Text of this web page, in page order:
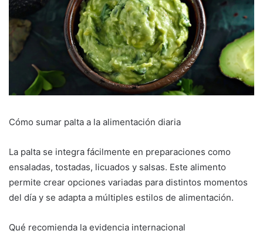
Cómo sumar palta a la alimentación diaria
La palta se integra fácilmente en preparaciones como
ensaladas, tostadas, licuados y salsas. Este alimento
permite crear opciones variadas para distintos momentos
del día y se adapta a múltiples estilos de alimentación.
Qué recomienda la evidencia internacional